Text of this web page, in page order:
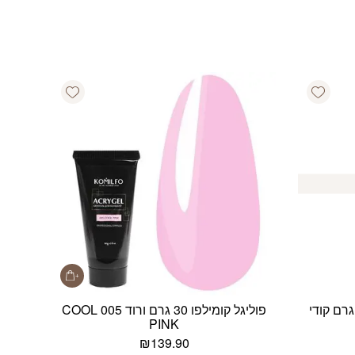
Add wishlist
Add wishlist
פוליגל קומילפו 30 גרם ורוד 005 COOL
PINK
₪139.90